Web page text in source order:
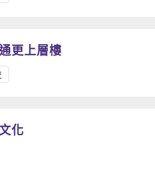
更上層樓
化